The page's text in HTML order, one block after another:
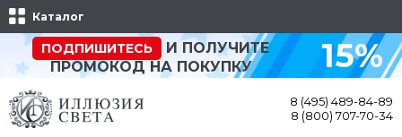
Каталог
ПОДПИШИТЕСЬ
И ПОЛУЧИТЕ
ПРОМОКОД НА ПОКУПКУ
15%
8 (495) 489-84-89
8 (800) 707-70-34